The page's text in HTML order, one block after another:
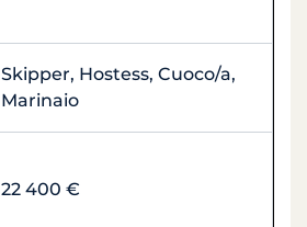
Skipper, Hostess, Cuoco/a,
Marinaio
22 400 €